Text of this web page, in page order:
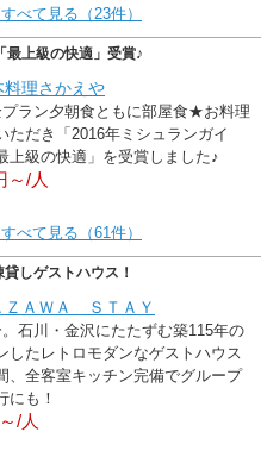
べて見る（23件）
最上級の快適」受賞♪
理さかえや
プラン夕朝食ともに部屋食★お料理
ただき「2016年ミシュランガイ
上級の快適」を受賞しました♪
～/人
べて見る（61件）
しゲストハウス！
ＡＷＡ ＳＴＡＹ
石川・金沢にたたずむ築115年の
したレトロモダンなゲストハウス
、全客室キッチン完備でグループ
にも！
/人